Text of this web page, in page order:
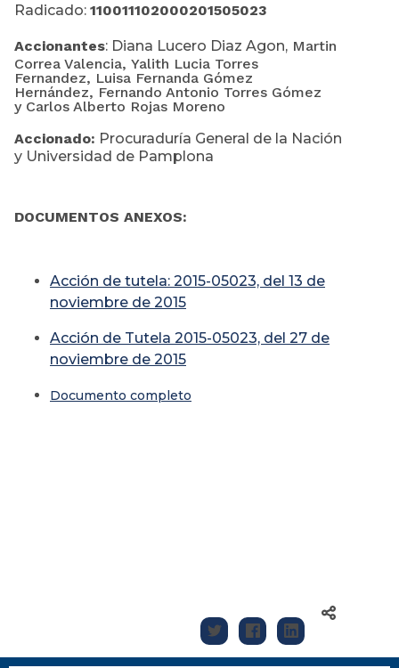
Radicado: 110011102000201505023
Accionantes: Diana Lucero Diaz Agon, Martin
Correa Valencia, Yalith Lucia Torres
Fernandez, Luisa Fernanda Gómez
Hernández, Fernando Antonio Torres Gómez
y Carlos Alberto Rojas Moreno
Accionado: Procuraduría General de la Nación
y Universidad de Pamplona
DOCUMENTOS ANEXOS:
Acción de tutela: 2015-05023, del 13 de
noviembre de 2015
Acción de Tutela 2015-05023, del 27 de
noviembre de 2015
Documento completo